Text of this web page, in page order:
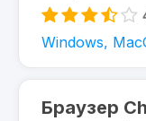
Windows,
Браузер